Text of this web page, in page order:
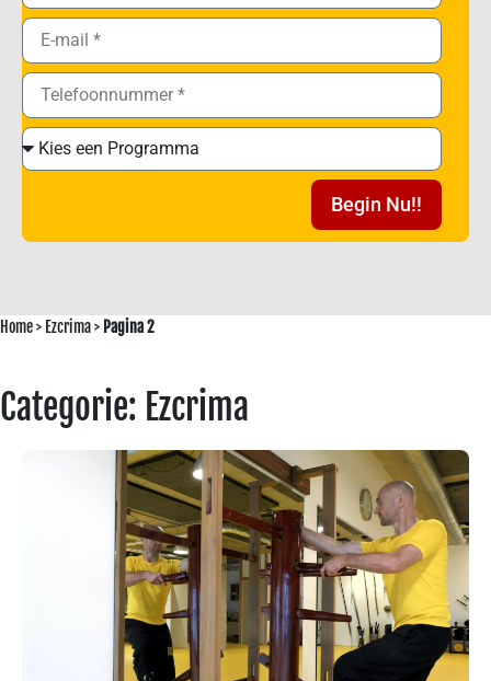
Begin Nu!!
Home> Ezcrima> Pagina 2
Categorie: Ezcrima